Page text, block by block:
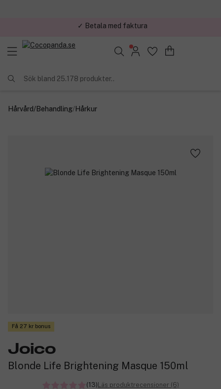
✓ Trygg E-handel
Sök bland 25.178 produkter..
Hårvård/Behandling/Hårkur
Få 27 kr bonus
Joico
Blonde Life Brightening Masque 150ml
(13)Läs produktrecensioner (6)